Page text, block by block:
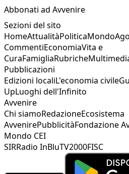
Abbonati ad Avvenire
Sezioni del sito
HomeAttualitàPoliticaMondo
CommentiEconomiaVita e
CuraFamigliaRubriche
Pubblicazioni
Edizioni localiL'economia civile
UpLuoghi dell'Infinito
Avvenire
Chi siamoRedazioneEcosistema
AvvenirePubblicitàFondazione
Mondo CEI
SIRRadio InBluTV2000FISC